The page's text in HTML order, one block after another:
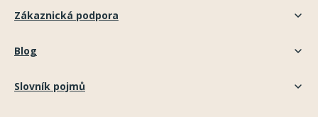
Zákaznická podpora
Blog
Slovník pojmů